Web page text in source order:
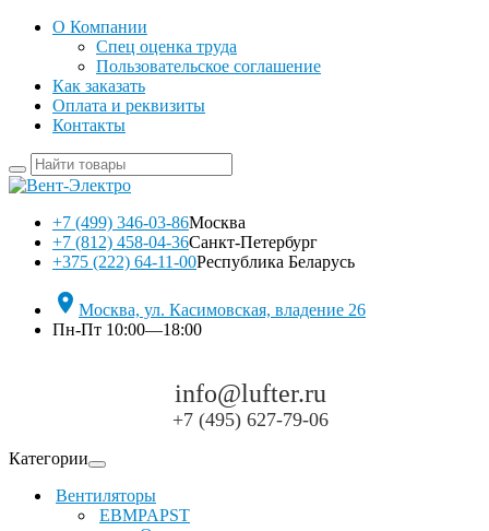
О Компании
Спец оценка труда
Пользовательское соглашение
Как заказать
Оплата и реквизиты
Контакты
+7 (499) 346-03-86Москва
+7 (812) 458-04-36Санкт-Петербург
+375 (222) 64-11-00Республика Беларусь
 Москва, ул. Касимовская, владение 26
Пн-Пт 10:00—18:00
info@lufter.ru
+7 (495) 627-79-06
Категории
Вентиляторы
EBMPAPST